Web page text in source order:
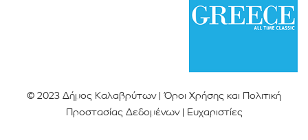
© 2023 Δήμος Καλαβρύτων | Όροι Χρήσης και Πολιτική
Προστασίας Δεδομένων| Ευχαριστίες